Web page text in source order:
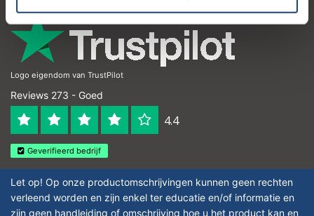
Logo eigendom van TrustPilot
Reviews 273 - Goed
4.4
Geverifieerd bedrijf
Let op! Op onze productomschrijvingen kunnen geen rechten
verleend worden en zijn enkel ter educatie en/of informatie en
zijn geen handleiding of omschrijving hoe u het product kan en